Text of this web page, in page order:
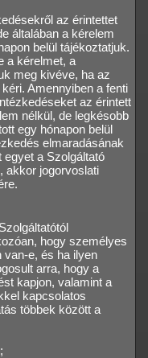
az érintettet
általában a kérelem
belül tájékoztatjuk.
a kérelmet, a
meg kivéve, ha az
Amennyiben a fenti
az érintett
nélkül, de legkésobb
egy hónapon belül
elmaradásának
egyet a Szolgáltató
akkor jogorvoslati
hogy személyes
van-e, és ha ilyen
arra, hogy a
kapjon, valamint a
kapcsolatos
többek között a